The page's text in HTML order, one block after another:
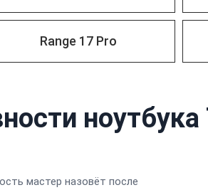
Range 17 Pro
мастер назовёт после